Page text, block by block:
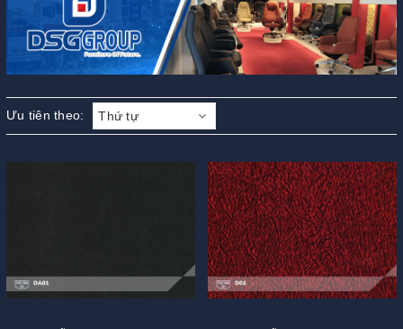
Ưu tiên theo: Thứ tự